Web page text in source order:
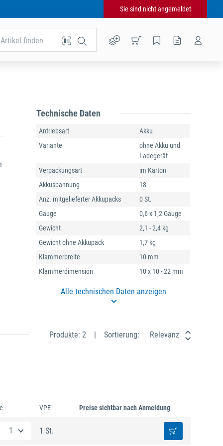
Sie sind nicht angemeldet
finden
Technische Daten
Antriebsart
Akku
Variante
ohne Akku und
Ladegerät
Verpackungsart
im Karton
Akkuspannung
18
Anz. mitgelieferter Akkupacks
0 St.
Gauge
0,6 x 1,2 Gauge
Gewicht
2,1 - 2,4 kg
Gewicht ohne Akkupack
1,7 kg
Klammerbreite
10 mm
Klammerdimension
10 x 10 - 22 mm
Alle technischen Daten anzeigen
Produkte: 2 Sortierung: Relevanz
VPE Preise sichtbar nach Anmeldung
1 St.